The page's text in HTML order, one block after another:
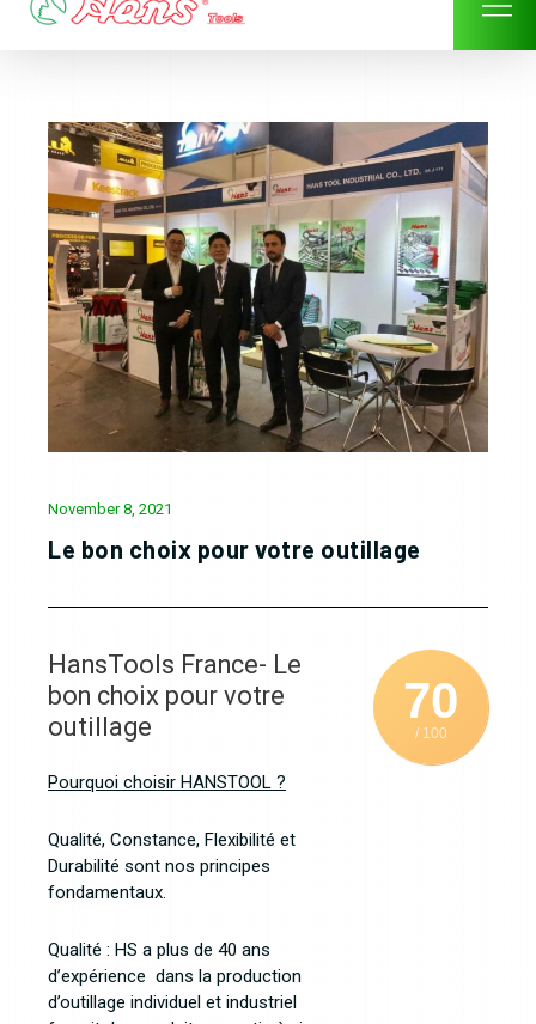
Skip
November 8, 2021
Le bon choix pour votre outillage
70
/ 100
HansTools France- Le
bon choix pour votre
outillage
Pourquoi choisir HANSTOOL ?
Qualité, Constance, Flexibilité et
Durabilité sont nos principes
fondamentaux.
Qualité : HS a plus de 40 ans
d’expérience dans la production
d’outillage individuel et industriel